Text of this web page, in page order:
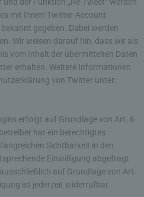
der Funktion „Re-Tweet“ werden
mit Ihrem Twitter-Account
gegeben. Dabei werden
Wir weisen darauf hin, dass wir als
vom Inhalt der übermittelten Daten
erhalten. Weitere Informationen
von Twitter unter:
erfolgt auf Grundlage von Art. 6
hat ein berechtigtes
Sichtbarkeit in den
Einwilligung abgefragt
auf Grundlage von Art.
ist jederzeit widerrufbar.
können die Verwendung
und SessionStorage durch
und Server verwenden
enthalten eine sogenannte
ID ist eine eindeutige
besteht aus einer
Internetseiten und
das Cookie gespeichert
den besuchten
den individuellen
Person von anderen
Cookies enthalten,
Internetbrowser
Cookie-ID wiedererkannt